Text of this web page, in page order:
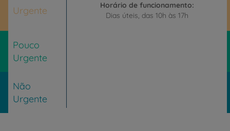
Urgente
Horário de funcionamento:
Dias úteis, das 10h às 17h
Pouco
Urgente
Não
Urgente